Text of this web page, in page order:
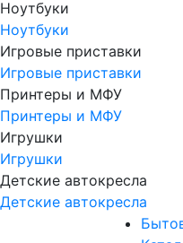
Ноутбуки
Ноутбуки
Игровые приставки
Игровые приставки
Принтеры и МФУ
Принтеры и МФУ
Игрушки
Игрушки
Детские автокресла
Детские автокресла